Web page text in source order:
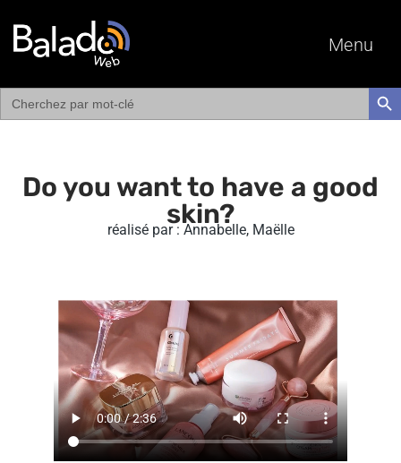
Menu
Search
for:
Do you want to have a good
skin?
réalisé par : Annabelle, Maëlle